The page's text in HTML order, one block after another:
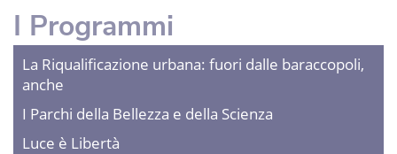
I Programmi
La Riqualificazione urbana: fuori dalle baraccopoli,
anche
I Parchi della Bellezza e della Scienza
Luce è Libertà